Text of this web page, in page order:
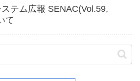
テム広報 SENAC(Vol.59,
て